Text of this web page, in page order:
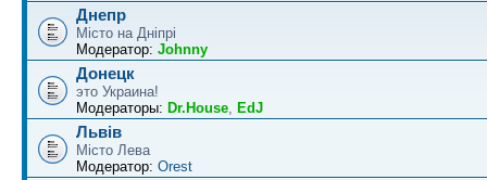
Днепр
Місто на Дніпрі
Модератор: Johnny
Донецк
это Украина!
Модераторы: Dr.House, EdJ
Львів
Місто Лева
Модератор: Orest